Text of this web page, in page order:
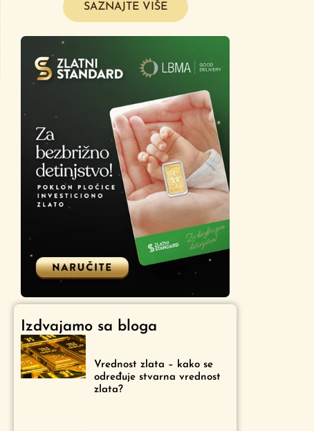
SAZNAJTE VIŠE
Izdvajamo sa bloga
Vrednost zlata – kako se
određuje stvarna vrednost
zlata?